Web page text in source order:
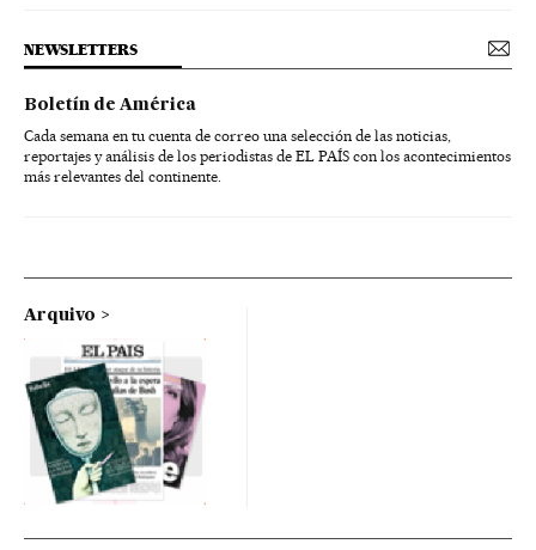
NEWSLETTERS
Boletín de América
Cada semana en tu cuenta de correo una selección de las noticias,
reportajes y análisis de los periodistas de EL PAÍS con los acontecimientos
más relevantes del continente.
Arquivo